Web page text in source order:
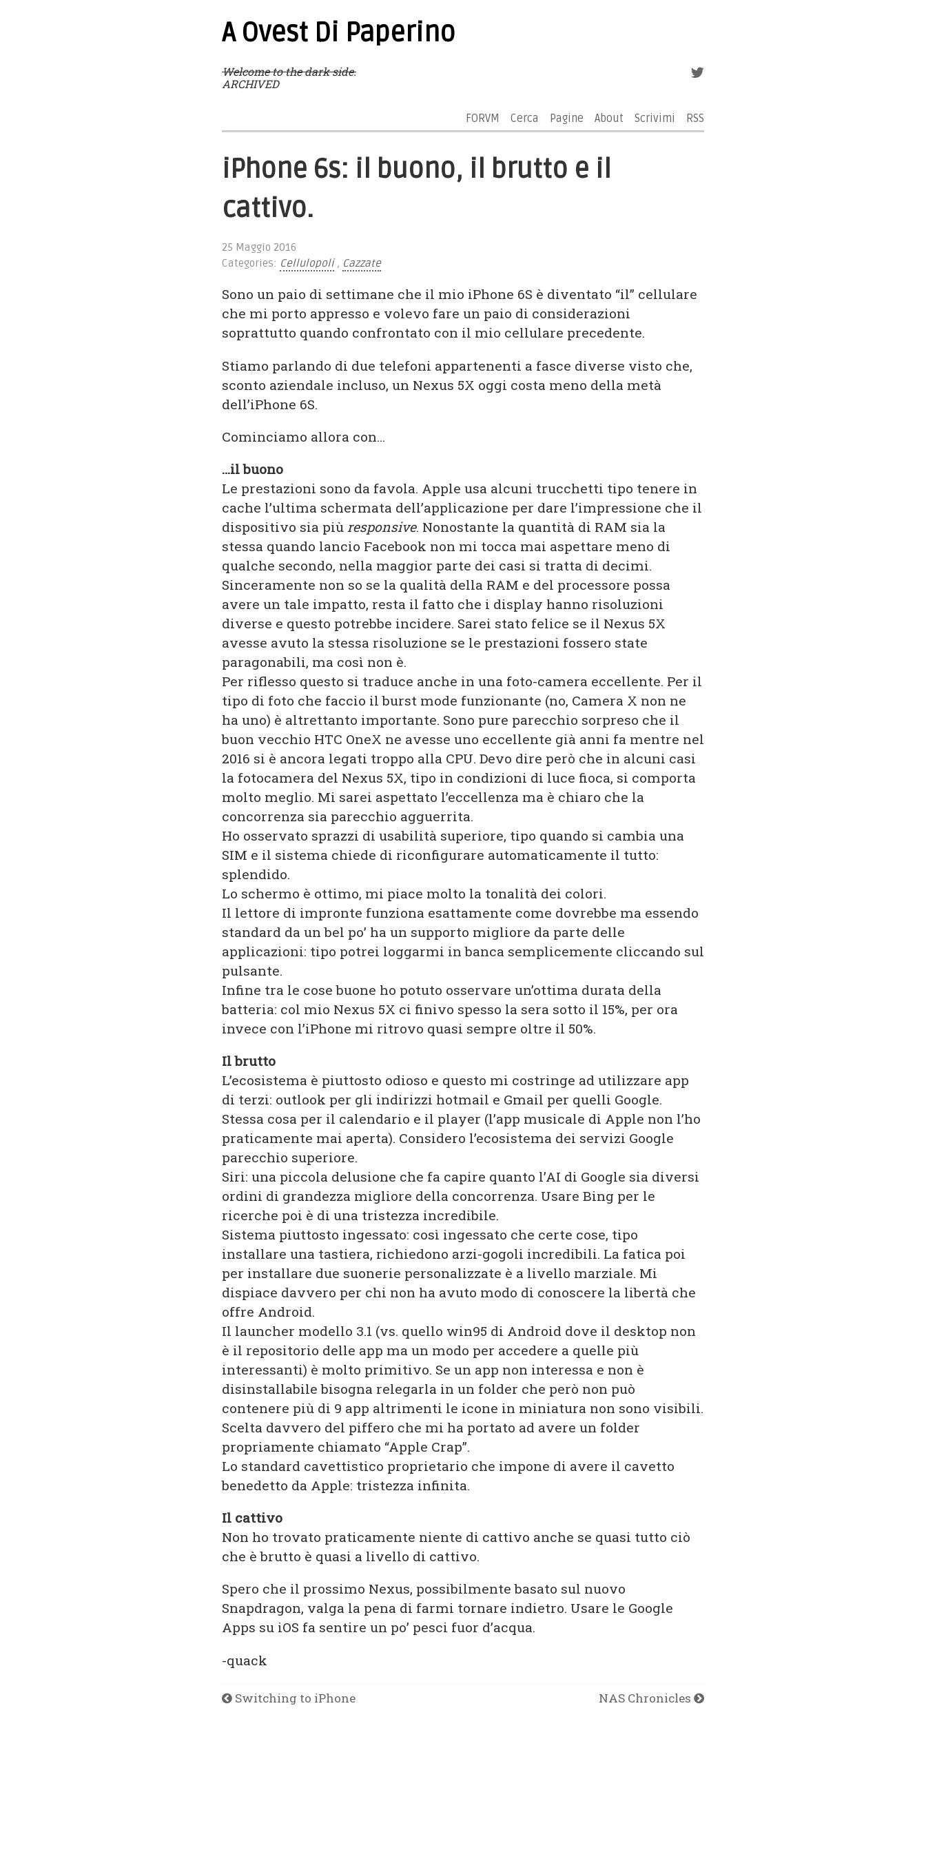
A Ovest Di Paperino
Welcome to the dark side.
ARCHIVED
FORVM Cerca Pagine About Scrivimi RSS
iPhone 6s: il buono, il brutto e il
cattivo.
25 Maggio 2016
Categories: Cellulopoli, Cazzate
Sono un paio di settimane che il mio iPhone 6S è diventato “il” cellulare
che mi porto appresso e volevo fare un paio di considerazioni
soprattutto quando confrontato con il mio cellulare precedente.
Stiamo parlando di due telefoni appartenenti a fasce diverse visto che,
sconto aziendale incluso, un Nexus 5X oggi costa meno della metà
dell’iPhone 6S.
Cominciamo allora con…
…il buono
Le prestazioni sono da favola. Apple usa alcuni trucchetti tipo tenere in
cache l’ultima schermata dell’applicazione per dare l’impressione che il
dispositivo sia più responsive. Nonostante la quantità di RAM sia la
stessa quando lancio Facebook non mi tocca mai aspettare meno di
qualche secondo, nella maggior parte dei casi si tratta di decimi.
Sinceramente non so se la qualità della RAM e del processore possa
avere un tale impatto, resta il fatto che i display hanno risoluzioni
diverse e questo potrebbe incidere. Sarei stato felice se il Nexus 5X
avesse avuto la stessa risoluzione se le prestazioni fossero state
paragonabili, ma così non è.
Per riflesso questo si traduce anche in una foto-camera eccellente. Per il
tipo di foto che faccio il burst mode funzionante (no, Camera X non ne
ha uno) è altrettanto importante. Sono pure parecchio sorpreso che il
buon vecchio HTC OneX ne avesse uno eccellente già anni fa mentre nel
2016 si è ancora legati troppo alla CPU. Devo dire però che in alcuni casi
la fotocamera del Nexus 5X, tipo in condizioni di luce fioca, si comporta
molto meglio. Mi sarei aspettato l’eccellenza ma è chiaro che la
concorrenza sia parecchio agguerrita.
Ho osservato sprazzi di usabilità superiore, tipo quando si cambia una
SIM e il sistema chiede di riconfigurare automaticamente il tutto:
splendido.
Lo schermo è ottimo, mi piace molto la tonalità dei colori.
Il lettore di impronte funziona esattamente come dovrebbe ma essendo
standard da un bel po’ ha un supporto migliore da parte delle
applicazioni: tipo potrei loggarmi in banca semplicemente cliccando sul
pulsante.
Infine tra le cose buone ho potuto osservare un’ottima durata della
batteria: col mio Nexus 5X ci finivo spesso la sera sotto il 15%, per ora
invece con l’iPhone mi ritrovo quasi sempre oltre il 50%.
Il brutto
L’ecosistema è piuttosto odioso e questo mi costringe ad utilizzare app
di terzi: outlook per gli indirizzi hotmail e Gmail per quelli Google.
Stessa cosa per il calendario e il player (l’app musicale di Apple non l’ho
praticamente mai aperta). Considero l’ecosistema dei servizi Google
parecchio superiore.
Siri: una piccola delusione che fa capire quanto l’AI di Google sia diversi
ordini di grandezza migliore della concorrenza. Usare Bing per le
ricerche poi è di una tristezza incredibile.
Sistema piuttosto ingessato: così ingessato che certe cose, tipo
installare una tastiera, richiedono arzi-gogoli incredibili. La fatica poi
per installare due suonerie personalizzate è a livello marziale. Mi
dispiace davvero per chi non ha avuto modo di conoscere la libertà che
offre Android.
Il launcher modello 3.1 (vs. quello win95 di Android dove il desktop non
è il repositorio delle app ma un modo per accedere a quelle più
interessanti) è molto primitivo. Se un app non interessa e non è
disinstallabile bisogna relegarla in un folder che però non può
contenere più di 9 app altrimenti le icone in miniatura non sono visibili.
Scelta davvero del piffero che mi ha portato ad avere un folder
propriamente chiamato “Apple Crap”.
Lo standard cavettistico proprietario che impone di avere il cavetto
benedetto da Apple: tristezza infinita.
Il cattivo
Non ho trovato praticamente niente di cattivo anche se quasi tutto ciò
che è brutto è quasi a livello di cattivo.
Spero che il prossimo Nexus, possibilmente basato sul nuovo
Snapdragon, valga la pena di farmi tornare indietro. Usare le Google
Apps su iOS fa sentire un po’ pesci fuor d’acqua.
-quack
Switching to iPhone NAS Chronicles